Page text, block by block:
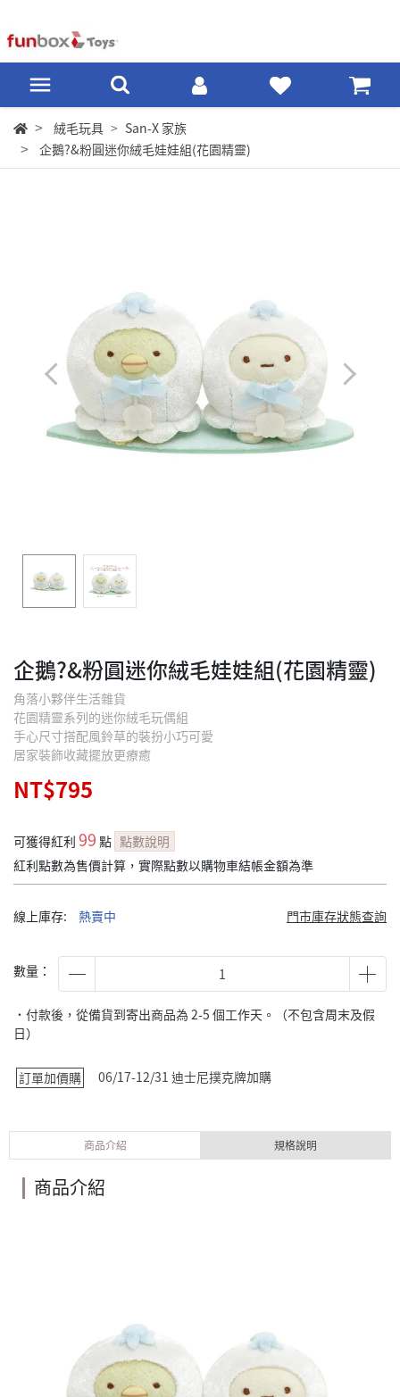
絨毛玩具
San-X 家族
企鵝?&粉圓迷你絨毛娃娃組(花園精靈)
企鵝?&粉圓迷你絨毛娃娃組(花園精靈)
角落小夥伴生活雜貨
花園精靈系列的迷你絨毛玩偶組
手心尺寸搭配風鈴草的裝扮小巧可愛
居家裝飾收藏擺放更療癒
NT$795
可獲得紅利 99 點 點數說明
紅利點數為售價計算，實際點數以購物車結帳金額為準
線上庫存: 熱賣中 門市庫存狀態查詢
數量：
˙付款後，從備貨到寄出商品為 2-5 個工作天。（不包含周末及假
日）
訂單加價購 06/17-12/31 迪士尼撲克牌加購
商品介紹 規格說明
商品介紹